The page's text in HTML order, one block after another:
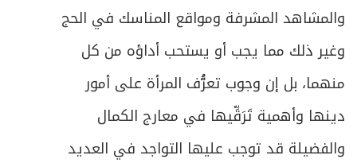
والمشاهد المشرفة ومواقع المناسك في الحج
وغير ذلك مما يجب أو يستحب أداؤه من كل
منهما، بل إن وجوب تعرُّف المرأة على أمور
دينها وأهمية تَرَقِّيها في معارج الكمال
والفضيلة قد توجب عليها التواجد في العديد